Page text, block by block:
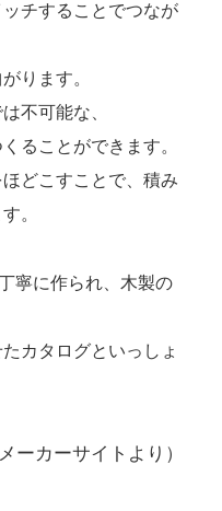
チすることでつなが
ります。
不可能な、
ることができます。
どこすことで、積み
。
寧に作られ、木製の
カタログといっしょ
メーカーサイトより）